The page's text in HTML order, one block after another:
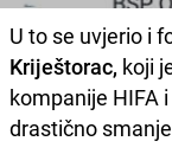
U to se uvjerio i
Kriještorac, koji
kompanije HIFA
drastično